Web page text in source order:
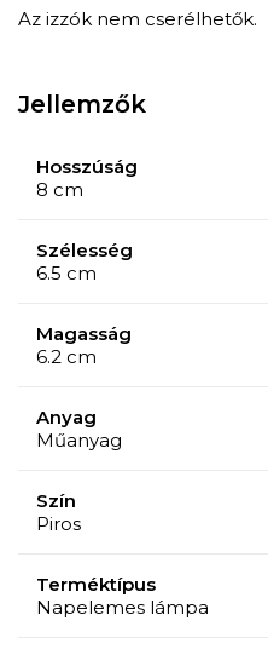
Az izzók nem cserélhetők.
Jellemzők
Hosszúság
8 cm
Szélesség
6.5 cm
Magasság
6.2 cm
Anyag
Műanyag
Szín
Piros
Terméktípus
Napelemes lámpa